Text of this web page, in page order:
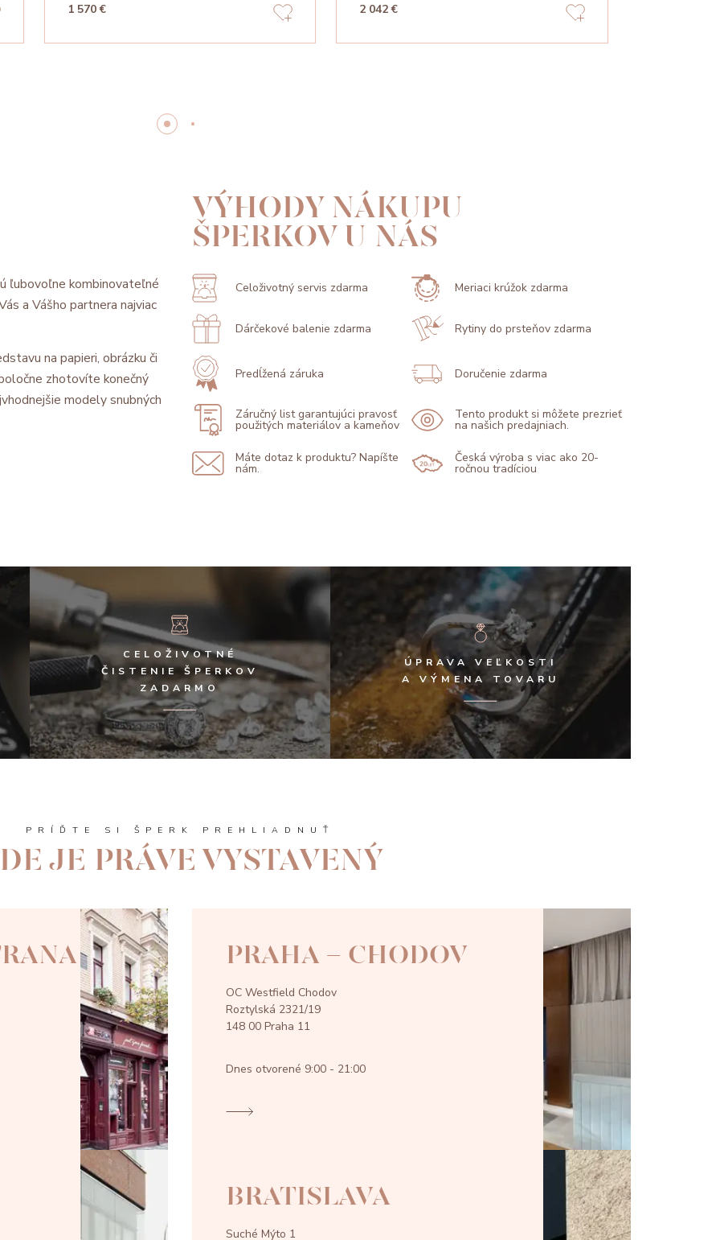
1 570 €
2 042 €
ľubovoľne kombinovateľné
a Vášho partnera najviac
na papieri, obrázku či
zhotovíte konečný
modely snubných
VÝHODY NÁKUPU
ŠPERKOV U NÁS
Celoživotný servis zdarma Meriaci krúžok zdarma
Dárčekové balenie zdarma Rytiny do prsteňov zdarma
Predĺžená záruka Doručenie zdarma
Záručný list garantujúci pravosť
použitých materiálov a kameňov
Tento produkt si môžete prezrieť
na našich predajniach.
Máte dotaz k produktu? Napíšte
nám.
Česká výroba s viac ako 20-
ročnou tradíciou
CELOŽIVOTNÉ
ČISTENIE ŠPERKOV
ZADARMO
ÚPRAVA VEĽKOSTI
A VÝMENA TOVARU
PRÍĎTE SI ŠPERK PREHLIADNUŤ
JE PRÁVE VYSTAVENÝ
PRAHA - CHODOV
OC Westfield Chodov
Roztylská 2321/19
148 00 Praha 11
Dnes otvorené 9:00 - 21:00
BRATISLAVA
Suché Mýto 1